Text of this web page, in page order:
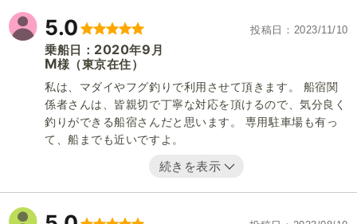
5.0 投稿日 2023/11/10
乗船日： 2020年9 月
M様 （東京在住）
私は、マダイやフグ釣りで利用させて頂きます。 船宿関
係者さんは、皆親切で丁寧な対応を頂けるので、気分良く
釣りができる船宿さんだと思います。 専用駐車場も有っ
て、船までも近いですよ。
続きを表示